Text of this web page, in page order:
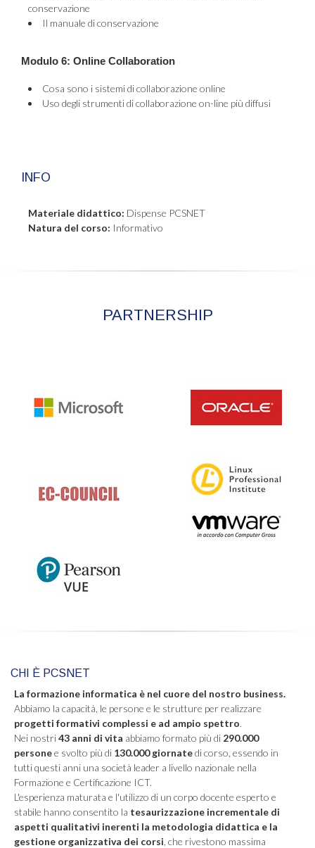
conservazione
Il manuale di conservazione
Modulo 6: Online Collaboration
Cosa sono i sistemi di collaborazione online
Uso degli strumenti di collaborazione on-line più diffusi
INFO
Materiale didattico: Dispense PCSNET
Natura del corso: Informativo
PARTNERSHIP
CHI È PCSNET
La formazione informatica è nel cuore del nostro business.
Abbiamo la capacità, le persone e le strutture per realizzare
progetti formativi complessi e ad ampio spettro.
Nei nostri43 anni di vita abbiamo formato più di 290.000
personee svolto più di 130.000 giornatedi corso, essendo in
tutti questi anni una società leader a livello nazionale nella
Formazione e Certificazione ICT.
L'esperienza maturata e l'utilizzo di un corpo docente esperto e
stabile hanno consentito la tesaurizzazione incrementale di
aspetti qualitativi inerenti la metodologia didattica e la
gestione organizzativa dei corsi , che rivestono massima